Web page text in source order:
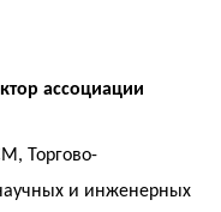
ассоциации
Торгово-
и инженерных